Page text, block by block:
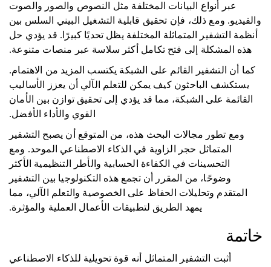
عبر أنواع البيانات المختلفة مثل النصوص والصور والصوت
والفيديو. ومع ذلك، فإن تحقيق قابلية التشغيل البيني السلس بين
أنظمة التشفير المتماثلة المختلفة يظل تحديًا كبيرًا. قد يؤدي حل
هذه المشكلة إلى فتح تكامل أكثر سلاسة عبر منصات متنوعة.
كما أن التشفير القائم على الشبكة يكتسب المزيد من الاهتمام.
يستكشف الباحثون كيف يمكن للتعلم الآلي أن يعزز الأساليب
القائمة على الشبكة، مما قد يؤدي إلى تحقيق توازن بين الأمان
القوي والأداء الأفضل.
ومع تطور مجالات البحث هذه، من المتوقع أن يصبح التشفير
المتماثل حجر الزاوية في الذكاء الاصطناعي الموحد. ومع
التحسينات في الكفاءة الحسابية والأطر التنظيمية الأكثر
وضوحًا، من المقرر أن تجمع هذه التكنولوجيا بين التشفير
المتقدم وتحليلات الحفاظ على الخصوصية والتعلم الآلي، مما
يمهد الطريق لتطبيقات الأعمال العملية والمؤثرة.
خاتمة
أثبت التشفير المتماثل أنه قوة تحويلية للذكاء الاصطناعي